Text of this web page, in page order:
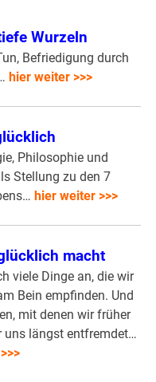
Wurzeln
Befriedigung durch
hier weiter >>>
Philosophie und
Stellung zu den 7
hier weiter >>>
macht
viele Dinge an, die wir
Bein empfinden. Und
mit denen wir früher
uns längst entfremdet…